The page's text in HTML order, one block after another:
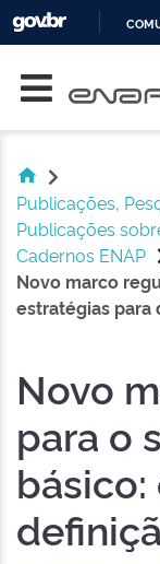
Publicações,
Publicações
Cadernos ENAP
Novo marco
estratégias para
Novo
para o